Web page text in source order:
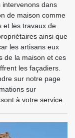
intervenons dans
de maison comme
et les travaux de
ainsi que
les artisans eux
de la maison et ces
les façadiers.
sur notre page
sur
à votre service.